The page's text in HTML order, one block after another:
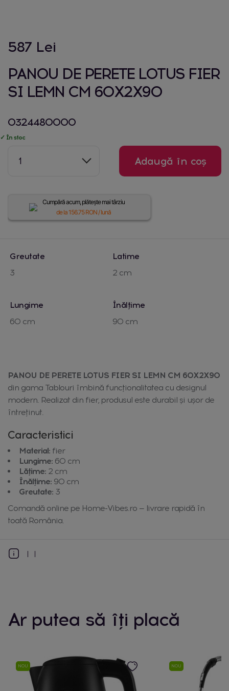
587 Lei
PANOU DE PERETE LOTUS FIER
SI LEMN CM 60X2X90
0324480000
✓ În stoc
1 Adaugă în coș
Cumpără acum, plătește mai târziu
de la156.75RON / lună
Greutate
3
Latime
2 cm
Lungime
60 cm
Înălțime
90 cm
PANOU DE PERETE LOTUS FIER SI LEMN CM 60X2X90
din gama Tablouri îmbină funcționalitatea cu designul
modern. Realizat din fier, produsul este durabil și ușor de
întreținut.
Caracteristici
Material: fier
Lungime: 60 cm
Lățime: 2 cm
Înălțime: 90 cm
Greutate: 3
Comandă online pe Home-Vibes.ro — livrare rapidă în
toată România.
Ar putea să îți placă
NOU NOU